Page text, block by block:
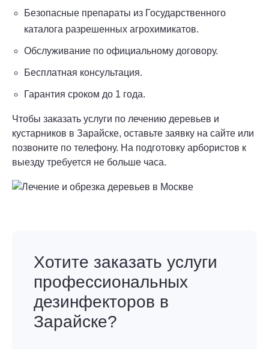
Безопасные препараты из Государственного
каталога разрешенных агрохимикатов.
Обслуживание по официальному договору.
Бесплатная консультация.
Гарантия сроком до 1 года.
Чтобы заказать услуги по лечению деревьев и
кустарников в Зарайске, оставьте заявку на сайте или
позвоните по телефону. На подготовку арбористов к
выезду требуется не больше часа.
Хотите заказать услуги
профессиональных
дезинфекторов в
Зарайске?